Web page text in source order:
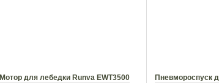
Мотор для лебедки Runva EWT3500
Пневмороспуск